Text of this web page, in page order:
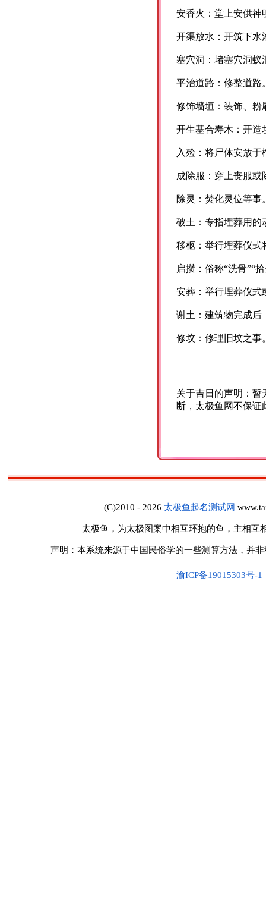
安香火：堂上安供神
开渠放水：开筑下水
塞穴洞：堵塞穴洞蚁
平治道路：修整道路
修饰墙垣：装饰、粉
开生基合寿木：开造
入殓：将尸体安放于
成除服：穿上丧服或
除灵：焚化灵位等事
破土：专指埋葬用的
移柩：举行埋葬仪式
启攒：俗称“洗骨”“
安葬：举行埋葬仪式
谢土：建筑物完成后
修坟：修理旧坟之事
关于吉日的声明：暂
断，太极鱼网不保
(C)2010 - 2026 太极鱼起名测试网
太极鱼，为太极图案中相互环抱的鱼，主相
声明：本系统来源于中国民俗学的一些测算方法，并
渝ICP备19015303号-1